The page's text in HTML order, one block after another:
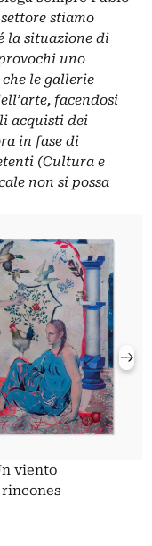
stiamo
la situazione di
uno
le gallerie
facendosi
acquisti dei
in fase di
(Cultura e
non si possa
viento